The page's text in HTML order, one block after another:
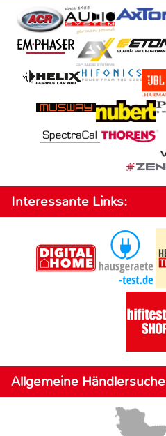
Interessante Links:
Allgemeine Händlersuche